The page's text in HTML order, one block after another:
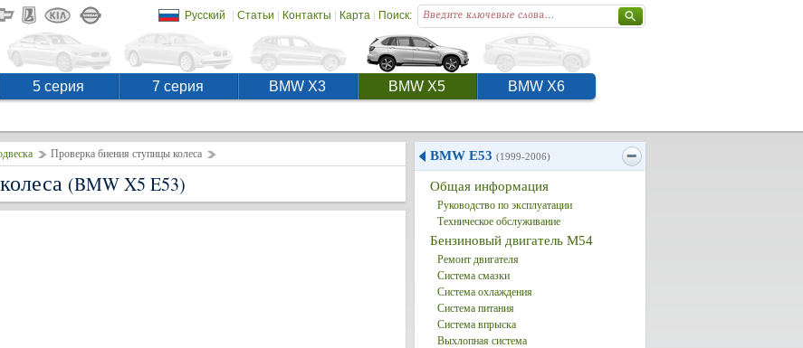
Русский | Статьи | Контакты | Карта| Поиск:
5 серия 7 серия BMW X3 BMW X5 BMW X6
Проверка биения ступицы колеса
(BMW X5 E53)
BMW E53 (1999-2006)
Общая информация
Руководство по эксплуатации
Техническое обслуживание
Бензиновый двигатель M54
Ремонт двигателя
Система смазки
Система охлаждения
Система питания
Система впрыска
Выхлопная система